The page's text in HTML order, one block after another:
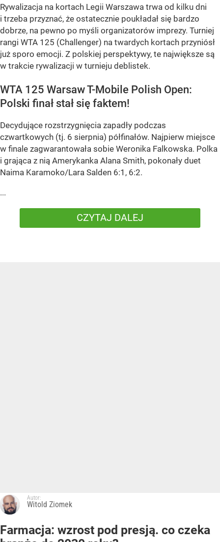
Rywalizacja na kortach Legii Warszawa trwa od kilku dni
i trzeba przyznać, że ostatecznie poukładał się bardzo
dobrze, na pewno po myśli organizatorów imprezy. Turniej
rangi WTA 125 (Challenger) na twardych kortach przyniósł
już sporo emocji. Z polskiej perspektywy, te największe są
w trakcie rywalizacji w turnieju deblistek.
WTA 125 Warsaw T-Mobile Polish Open:
Polski finał stał się faktem!
Decydujące rozstrzygnięcia zapadły podczas
czwartkowych (tj. 6 sierpnia) półfinałów. Najpierw miejsce
w finale zagwarantowała sobie Weronika Falkowska. Polka
i grająca z nią Amerykanka Alana Smith, pokonały duet
Naima Karamoko/Lara Salden 6:1, 6:2.
...
CZYTAJ DALEJ
Autor:
Witold Ziomek
Farmacja: wzrost pod presją. co czeka